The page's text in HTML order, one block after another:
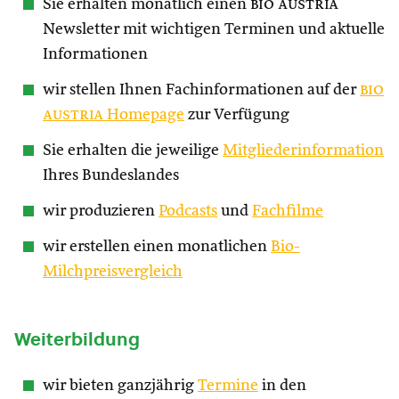
Sie erhalten monatlich einen bio austria
Newsletter mit wichtigen Terminen und aktuelle
Informationen
wir stellen Ihnen Fachinformationen auf der bio
austria Homepage zur Verfügung
Sie erhalten die jeweilige Mitgliederinformation
Ihres Bundeslandes
wir produzieren Podcasts und Fachfilme
wir erstellen einen monatlichen Bio-
Milchpreisvergleich
Weiterbildung
wir bieten ganzjährig Termine in den